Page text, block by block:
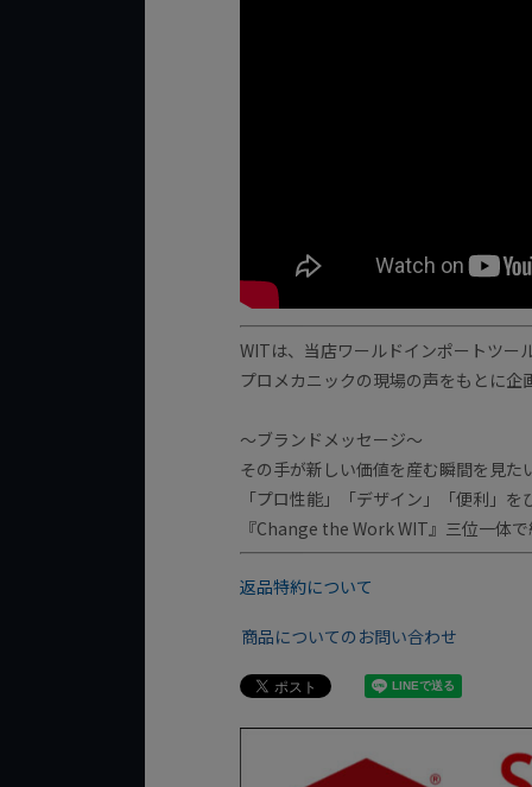
WITは、当店ワールドインポートツー
プロメカニックの現場の声をもとに
～ブランドメッセージ～
その手が新しい価値を産む瞬間を見た
「プロ性能」「デザイン」「便利」を
『Change the Work WIT』三位一体
返品特約について
商品についてのお問い合わせ